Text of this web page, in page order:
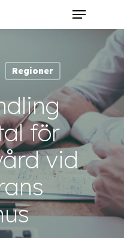
Menu
Regioner
för
vid
Close
Menu